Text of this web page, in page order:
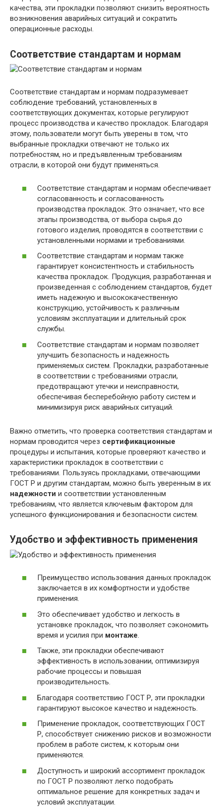
качества, эти прокладки позволяют снизить вероятность
возникновения аварийных ситуаций и сократить
операционные расходы.
Соответствие стандартам и нормам
Соответствие стандартам и нормам подразумевает
соблюдение требований, установленных в
соответствующих документах, которые регулируют
процесс производства и качество прокладок. Благодаря
этому, пользователи могут быть уверены в том, что
выбранные прокладки отвечают не только их
потребностям, но и предъявленным требованиям
отрасли, в которой они будут применяться.
Соответствие стандартам и нормам обеспечивает
согласованность и согласованность
производства прокладок. Это означает, что все
этапы производства, от выбора сырья до
готового изделия, проводятся в соответствии с
установленными нормами и требованиями.
Соответствие стандартам и нормам также
гарантирует консистентность и стабильность
качества прокладок. Продукция, разработанная и
произведенная с соблюдением стандартов, будет
иметь надежную и высококачественную
конструкцию, устойчивость к различным
условиям эксплуатации и длительный срок
службы.
Соответствие стандартам и нормам позволяет
улучшить безопасность и надежность
применяемых систем. Прокладки, разработанные
в соответствии с требованиями отрасли,
предотвращают утечки и неисправности,
обеспечивая бесперебойную работу систем и
минимизируя риск аварийных ситуаций.
Важно отметить, что проверка соответствия стандартам и
нормам проводится через сертификационные
процедуры и испытания, которые проверяют качество и
характеристики прокладок в соответствии с
требованиями. Пользуясь прокладками, отвечающими
ГОСТ Р и другим стандартам, можно быть уверенным в их
надежности и соответствии установленным
требованиям, что является ключевым фактором для
успешного функционирования и безопасности систем.
Удобство и эффективность применения
Преимущество использования данных прокладок
заключается в их комфортности и удобстве
применения.
Это обеспечивает удобство и легкость в
установке прокладок, что позволяет сэкономить
время и усилия при монтаже.
Также, эти прокладки обеспечивают
эффективность в использовании, оптимизируя
рабочие процессы и повышая
производительность.
Благодаря соответствию ГОСТ Р, эти прокладки
гарантируют высокое качество и надежность.
Применение прокладок, соответствующих ГОСТ
Р, способствует снижению рисков и возможности
проблем в работе систем, к которым они
применяются.
Доступность и широкий ассортимент прокладок
по ГОСТ Р позволяют легко подобрать
оптимальное решение для конкретных задач и
условий эксплуатации.